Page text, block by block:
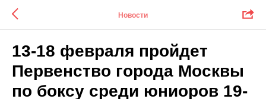
Новости
13-18 февраля пройдет
Первенство города Москвы
по боксу среди юниоров 19-